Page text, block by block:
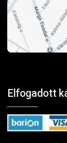
Elfogadott